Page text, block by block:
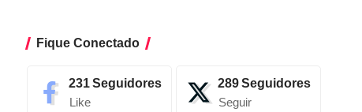
Fique Conectado
231Seguidores
Like
289Seguidores
Seguir